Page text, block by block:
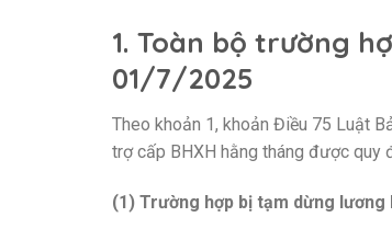
1. Toàn bộ trường
01/7/2025
Theo khoản 1, khoản Điều 75 Luật
trợ cấp BHXH hằng tháng được quy
(1) Trường hợp bị tạm dừng lương